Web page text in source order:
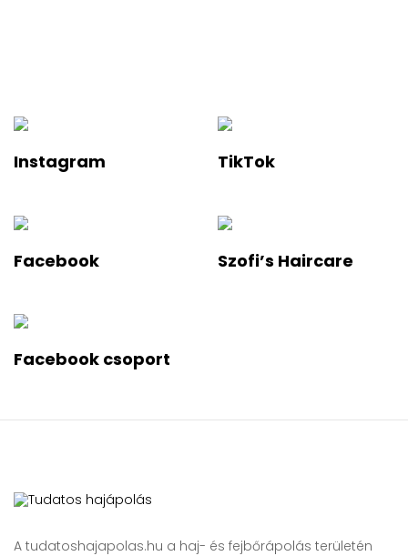
Instagram TikTok
Facebook Szofi’s Haircare
Facebook csoport
A tudatoshajapolas.hu a haj- és fejbőrápolás területén